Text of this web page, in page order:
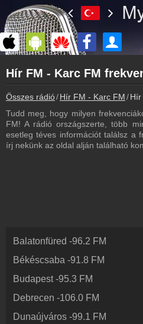
myonlineradio.hu
Hír FM - Karc FM
Vissza a Hír FM - Karc FM oldalára
Bejelentkezés
Hozz létre saját fiókot!
Webkamera
Hír FM - Karc FM webkamera, élőkép
Hírek
Írj nekünk!
Összes rádió Hír FM - Karc FM
Hír
Tudd meg, hogy milyen
FM! A rádió országszerte, több
esetleg téves információt találsz a
írj nekünk az oldal alján található
Balatonfüred -96.2 FM
Békéscsaba -91.8 FM
Budapest-95.3 FM
Debrecen -106.0 FM
Dunaújváros -99.1 FM